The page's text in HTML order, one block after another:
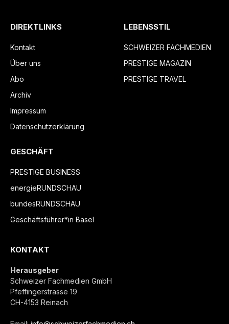
DIREKTLINKS
Kontakt
Über uns
Abo
Archiv
Impressum
Datenschutzerklärung
LEBENSSTIL
SCHWEIZER FACHMEDIEN
PRESTIGE MAGAZIN
PRESTIGE TRAVEL
GESCHÄFT
PRESTIGE BUSINESS
energieRUNDSCHAU
bundesRUNDSCHAU
Geschäftsführer*in Basel
KONTAKT
Herausgeber
Schweizer Fachmedien GmbH
Pfeffingerstrasse 19
CH-4153 Reinach